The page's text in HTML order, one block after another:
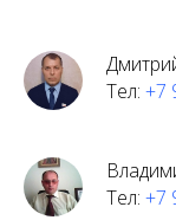
Тел: +7
Тел: +7